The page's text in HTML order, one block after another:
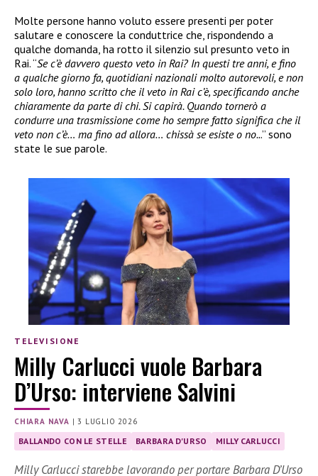
Molte persone hanno voluto essere presenti per poter
salutare e conoscere la conduttrice che, rispondendo a
qualche domanda, ha rotto il silenzio sul presunto veto in
Rai. “Se c’è davvero questo veto in Rai? In questi tre anni, e fino
a qualche giorno fa, quotidiani nazionali molto autorevoli, e non
solo loro, hanno scritto che il veto in Rai c’è, specificando anche
chiaramente da parte di chi. Si capirà. Quando tornerò a
condurre una trasmissione come ho sempre fatto significa che il
veto non c’è… ma fino ad allora… chissà se esiste o no...” sono
state le sue parole.
TELEVISIONE
Milly Carlucci vuole Barbara
D’Urso: interviene Salvini
CHIARA NAVA |3 LUGLIO 2026
BALLANDO CON LE STELLE BARBARA D'URSO MILLY CARLUCCI
Milly Carlucci starebbe lavorando per portare Barbara D’Urso